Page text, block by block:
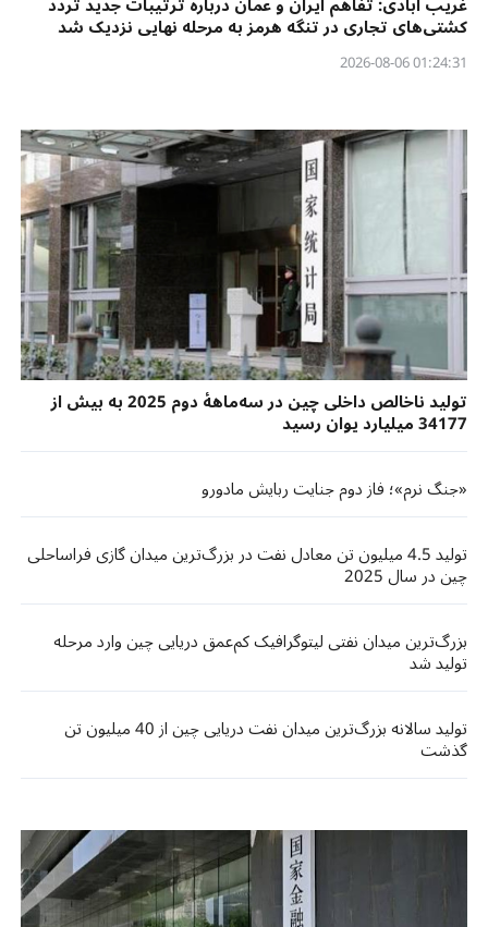
کشتی‌های تجاری در تنگه هرمز به مرحله نهایی نزدیک شد
01:24:31 2026-08-06
تولید ناخالص داخلی چین در سه‌ماههٔ دوم 2025 به بیش از
34177 میلیارد یوان رسید
«جنگ نرم»؛ فاز دوم جنایت ربایش مادورو
تولید 4.5 میلیون تن معادل نفت در بزرگ‌ترین میدان گازی فراساحلی
چین در سال 2025
بزرگ‌ترین میدان نفتی لیتوگرافیک کم‌عمق دریایی چین وارد مرحله
تولید شد
تولید سالانه بزرگ‌ترین میدان نفت دریایی چین از 40 میلیون تن
گذشت